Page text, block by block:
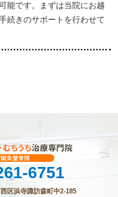
能です。まずは当院にお越
続きのサポートを行わせて
6751
区浜寺諏訪森町中2-185